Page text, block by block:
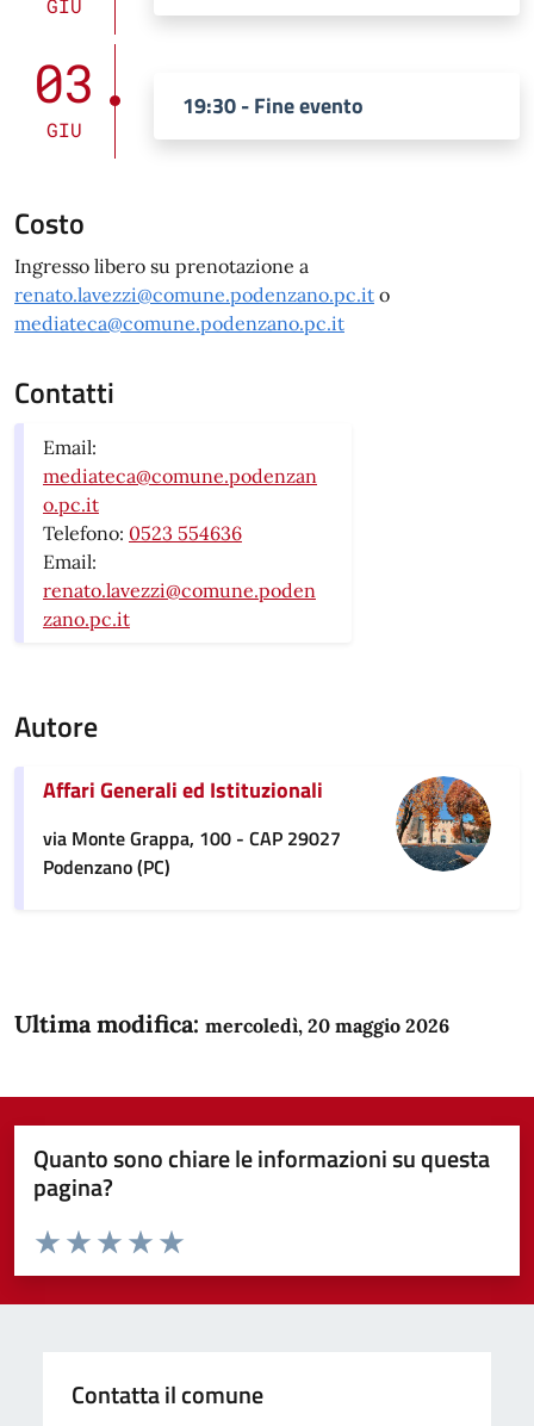
03
GIU
19:30 - Fine evento
Costo
Ingresso libero su prenotazione a
renato.lavezzi@comune.podenzano.pc.it o
mediateca@comune.podenzano.pc.it
Contatti
Email:
mediateca@comune.podenzan
o.pc.it
Telefono: 0523 554636
Email:
renato.lavezzi@comune.poden
zano.pc.it
Autore
Affari Generali ed Istituzionali
via Monte Grappa, 100 - CAP 29027
Podenzano (PC)
Ultima modifica: mercoledì, 20 maggio 2026
Quanto sono chiare le informazioni su questa
pagina?
Domanda
Valuta da 1 a 5 stelle la pagina
Valuta 5 stelle su 5
Valuta 4 stelle su 5
Valuta 3 stelle su 5
Valuta 2 stelle su 5
Valuta 1 stelle su 5
Contatta il comune